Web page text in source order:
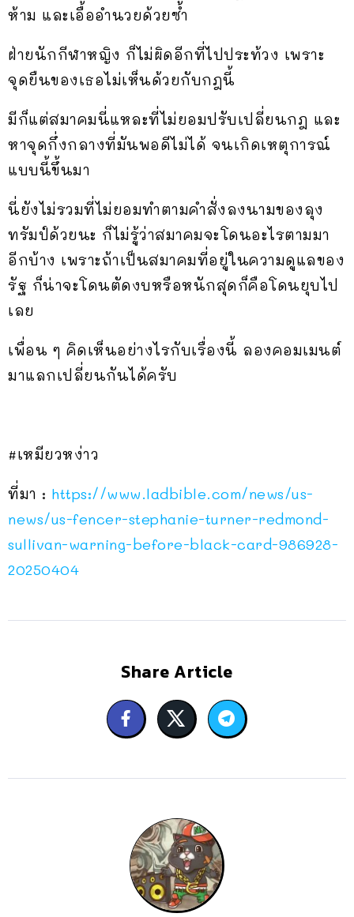
ห้าม และเอื้ออำนวยด้วยซ้ำ
ฝ่ายนักกีฬาหญิง ก็ไม่ผิดอีกที่ไปประท้วง เพราะ
จุดยืนของเธอไม่เห็นด้วยกับกฎนี้
มีก็แต่สมาคมนี่แหละที่ไม่ยอมปรับเปลี่ยนกฎ และ
หาจุดกึ่งกลางที่มันพอดีไม่ได้ จนเกิดเหตุการณ์
แบบนี้ขึ้นมา
นี่ยังไม่รวมที่ไม่ยอมทำตามคำสั่งลงนามของลุง
ทรัมป์ด้วยนะ ก็ไม่รู้ว่าสมาคมจะโดนอะไรตามมา
อีกบ้าง เพราะถ้าเป็นสมาคมที่อยู่ในความดูแลของ
รัฐ ก็น่าจะโดนตัดงบหรือหนักสุดก็คือโดนยุบไป
เลย
เพื่อน ๆ คิดเห็นอย่างไรกับเรื่องนี้ ลองคอมเมนต์
มาแลกเปลี่ยนกันได้ครับ
#เหมียวหง่าว
ที่มา : https://www.ladbible.com/news/us-
news/us-fencer-stephanie-turner-redmond-
sullivan-warning-before-black-card-986928-
20250404
Share Article